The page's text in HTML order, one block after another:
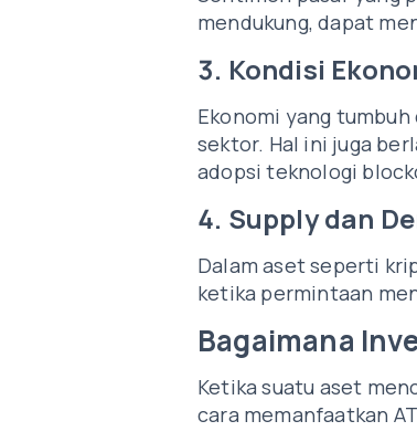
mendukung, dapat
3. Kondisi
Ekonomi yang
sektor. Hal ini juga
adopsi teknologi
4. Supply dan
Dalam aset seperti
ketika permintaan
Bagaimana
Ketika suatu aset
cara memanfaatkan